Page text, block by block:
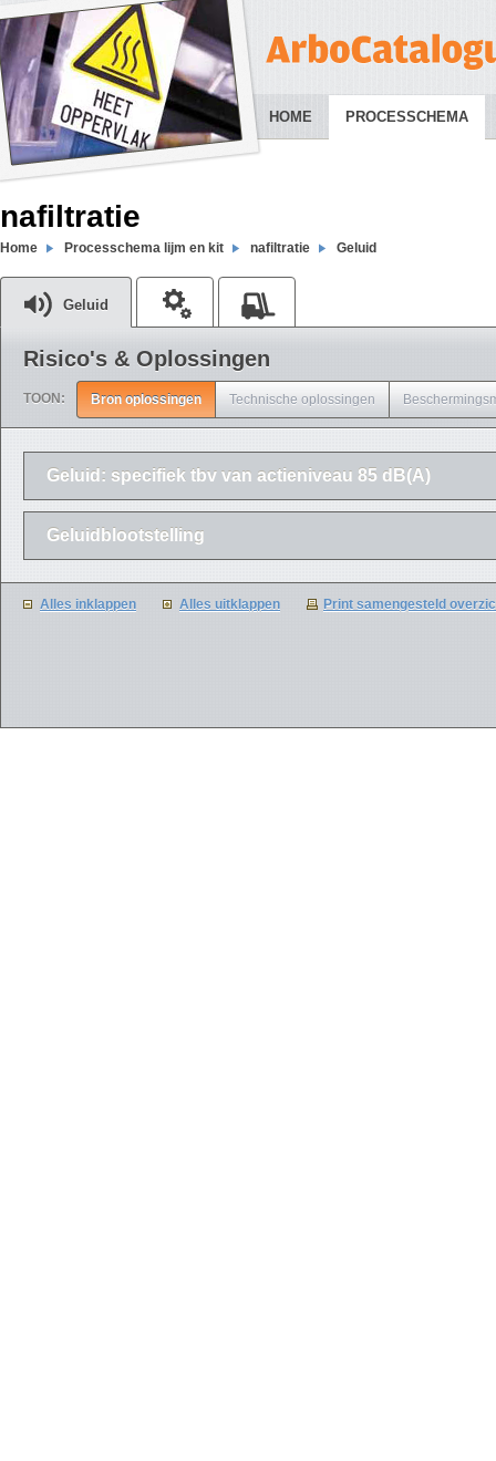
HOME PROCESSCHEMA
nafiltratie
Home Processchema lijm en kit nafiltratie Geluid
Geluid
Risico's & Oplossingen
TOON: Bron oplossingen Technische oplossingen
Geluid: specifiek tbv van actieniveau 85 dB(A)
Geluidblootstelling
Alles inklappen Alles uitklappen Print samengesteld